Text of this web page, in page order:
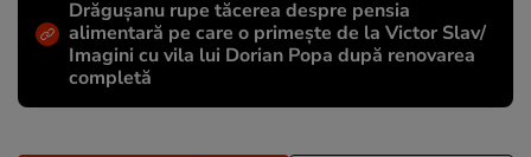
Drăgușanu rupe tăcerea despre pensia
alimentară pe care o primește de la Victor Slav/
Imagini cu vila lui Dorian Popa după renovarea
completă